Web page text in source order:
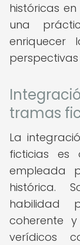
históricas
una
enriquecer
tramas
La
ficticias es
empleada
histórica.
habilidad
coherente
verídicos